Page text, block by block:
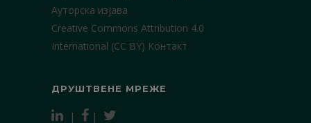
Ауторска изјава
Creative Commons Attribution 4.0
International (CC BY) Контакт
ДРУШТВЕНЕ МРЕЖЕ
| |